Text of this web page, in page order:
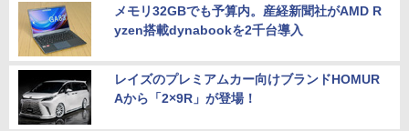
メモリ32GBでも予算内。産経新聞社がAMD R
yzen搭載dynabookを2千台導入
レイズのプレミアムカー向けブランドHOMUR
Aから「2×9R」が登場！